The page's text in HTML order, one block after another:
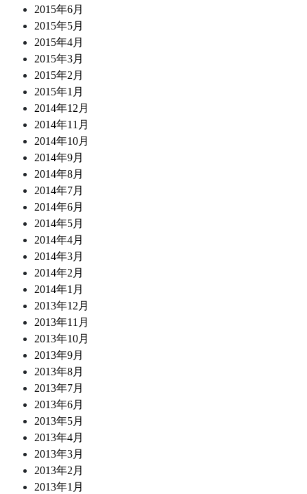
2015年6月
2015年5月
2015年4月
2015年3月
2015年2月
2015年1月
2014年12月
2014年11月
2014年10月
2014年9月
2014年8月
2014年7月
2014年6月
2014年5月
2014年4月
2014年3月
2014年2月
2014年1月
2013年12月
2013年11月
2013年10月
2013年9月
2013年8月
2013年7月
2013年6月
2013年5月
2013年4月
2013年3月
2013年2月
2013年1月